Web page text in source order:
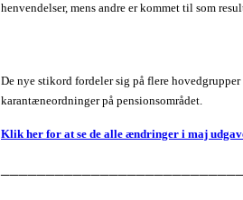
henvendelser, mens andre er kommet til som
De nye stikord fordeler sig på flere
karantæneordninger på pensionsområdet.
Klik her for at se de alle ændringer i maj